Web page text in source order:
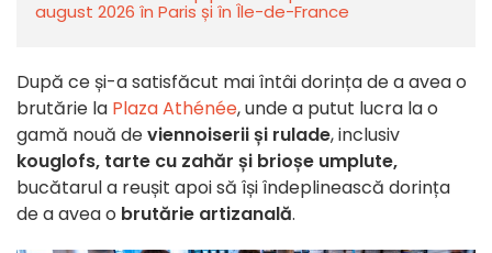
august 2026 în Paris și în Île-de-France
După ce și-a satisfăcut mai întâi dorința de a avea o
brutărie la Plaza Athénée, unde a putut lucra la o
gamă nouă deviennoiserii și rulade, inclusiv
kouglofs, tarte cu zahăr și brioșe umplute,
bucătarul a reușit apoi să își îndeplinească dorința
de a avea o brutărie artizanală.